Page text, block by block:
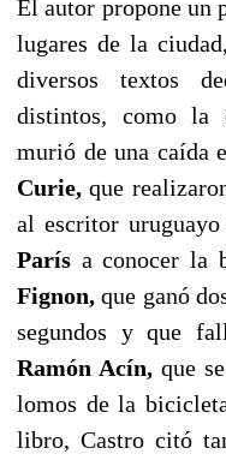
El autor propone un
lugares de la
diversos textos
distintos, como
murió de una caída
Curie,que
al escritor uruguayo
París a conocer la
Fignon,que ganó
segundos y que
Ramón Acín,que
lomos de la
libro, Castro citó